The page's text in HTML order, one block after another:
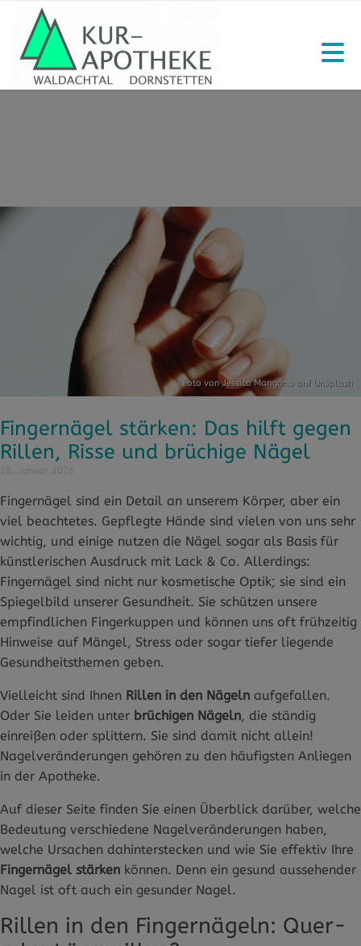
Foto vonJessica Mangano auf Unsplash
Fingernägel stärken: Das hilft gegen
Rillen, Risse und brüchige Nägel
Fingernägel sind ein Detail an unserem Körper, aber ein
viel beachtetes. Gepflegte Hände sind vielen von uns sehr
wichtig, und einige nutzen die Nägel sogar als Basis für
künstlerischen Ausdruck mit Lack & Co. Allerdings:
Fingernägel sind nicht nur kosmetische Optik; sie sind ein
Spiegelbild unserer Gesundheit. Sie schützen unsere
empfindlichen Fingerkuppen und können uns oft frühzeitig
Hinweise auf Mängel, Stress oder sogar tiefer liegende
Gesundheitsthemen geben.
Vielleicht sind Ihnen Rillen in den Nägeln aufgefallen.
Oder Sie leiden unter brüchigen Nägeln, die ständig
einreißen oder splittern. Sie sind damit nicht allein!
Nagelveränderungen gehören zu den häufigsten Anliegen
in der Apotheke.
Auf dieser Seite finden Sie einen Überblick darüber, welche
Bedeutung verschiedene Nagelveränderungen haben,
welche Ursachen dahinterstecken und wie Sie effektiv Ihre
Fingernägel stärken können. Denn ein gesund aussehender
Nagel ist oft auch ein gesunder Nagel.
Rillen in den Fingernägeln: Quer-